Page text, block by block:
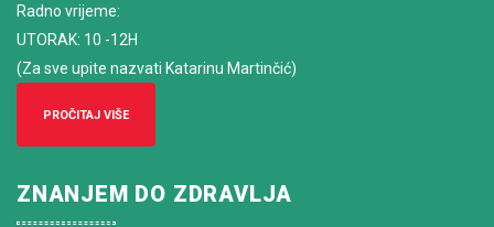
Radno vrijeme:
UTORAK: 10 -12H
(Za sve upite nazvati Katarinu Martinčić)
PROČITAJ VIŠE
ZNANJEM DO ZDRAVLJA